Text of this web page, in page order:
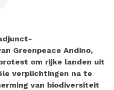
Greenpeace Andino,
om rijke landen uit
verplichtingen na te
van biodiversiteit